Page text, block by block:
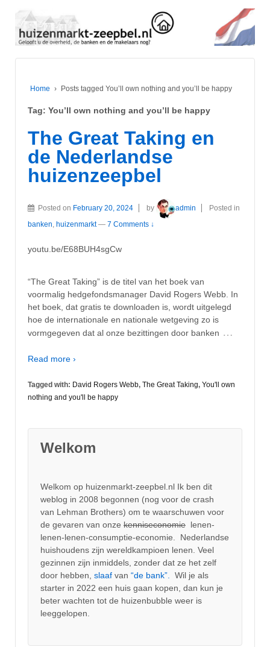
Home › Posts tagged You’ll own nothing and you’ll be happy
Tag: You’ll own nothing and you’ll be happy
The Great Taking en
de Nederlandse
huizenzeepbel
Posted on February 20, 2024 by admin
Posted in
banken, huizenmarkt — 7 Comments ↓
youtu.be/E68BUH4sgCw
“The Great Taking” is de titel van het boek van
voormalig hedgefondsmanager David Rogers Webb. In
het boek, dat gratis te downloaden is, wordt uitgelegd
hoe de internationale en nationale wetgeving zo is
vormgegeven dat al onze bezittingen door banken …
Read more ›
Tagged with: David Rogers Webb, The Great Taking, You'll own
nothing and you'll be happy
Welkom
Welkom op huizenmarkt-zeepbel.nl Ik ben dit
weblog in 2008 begonnen (nog voor de crash
van Lehman Brothers) om te waarschuwen voor
de gevaren van onze kenniseconomie lenen-
lenen-lenen-consumptie-economie. Nederlandse
huishoudens zijn wereldkampioen lenen. Veel
gezinnen zijn inmiddels, zonder dat ze het zelf
door hebben, slaaf van “de bank”.
Wil je als
starter in 2022 een huis gaan kopen, dan kun je
beter wachten tot de huizenbubble weer is
leeggelopen.